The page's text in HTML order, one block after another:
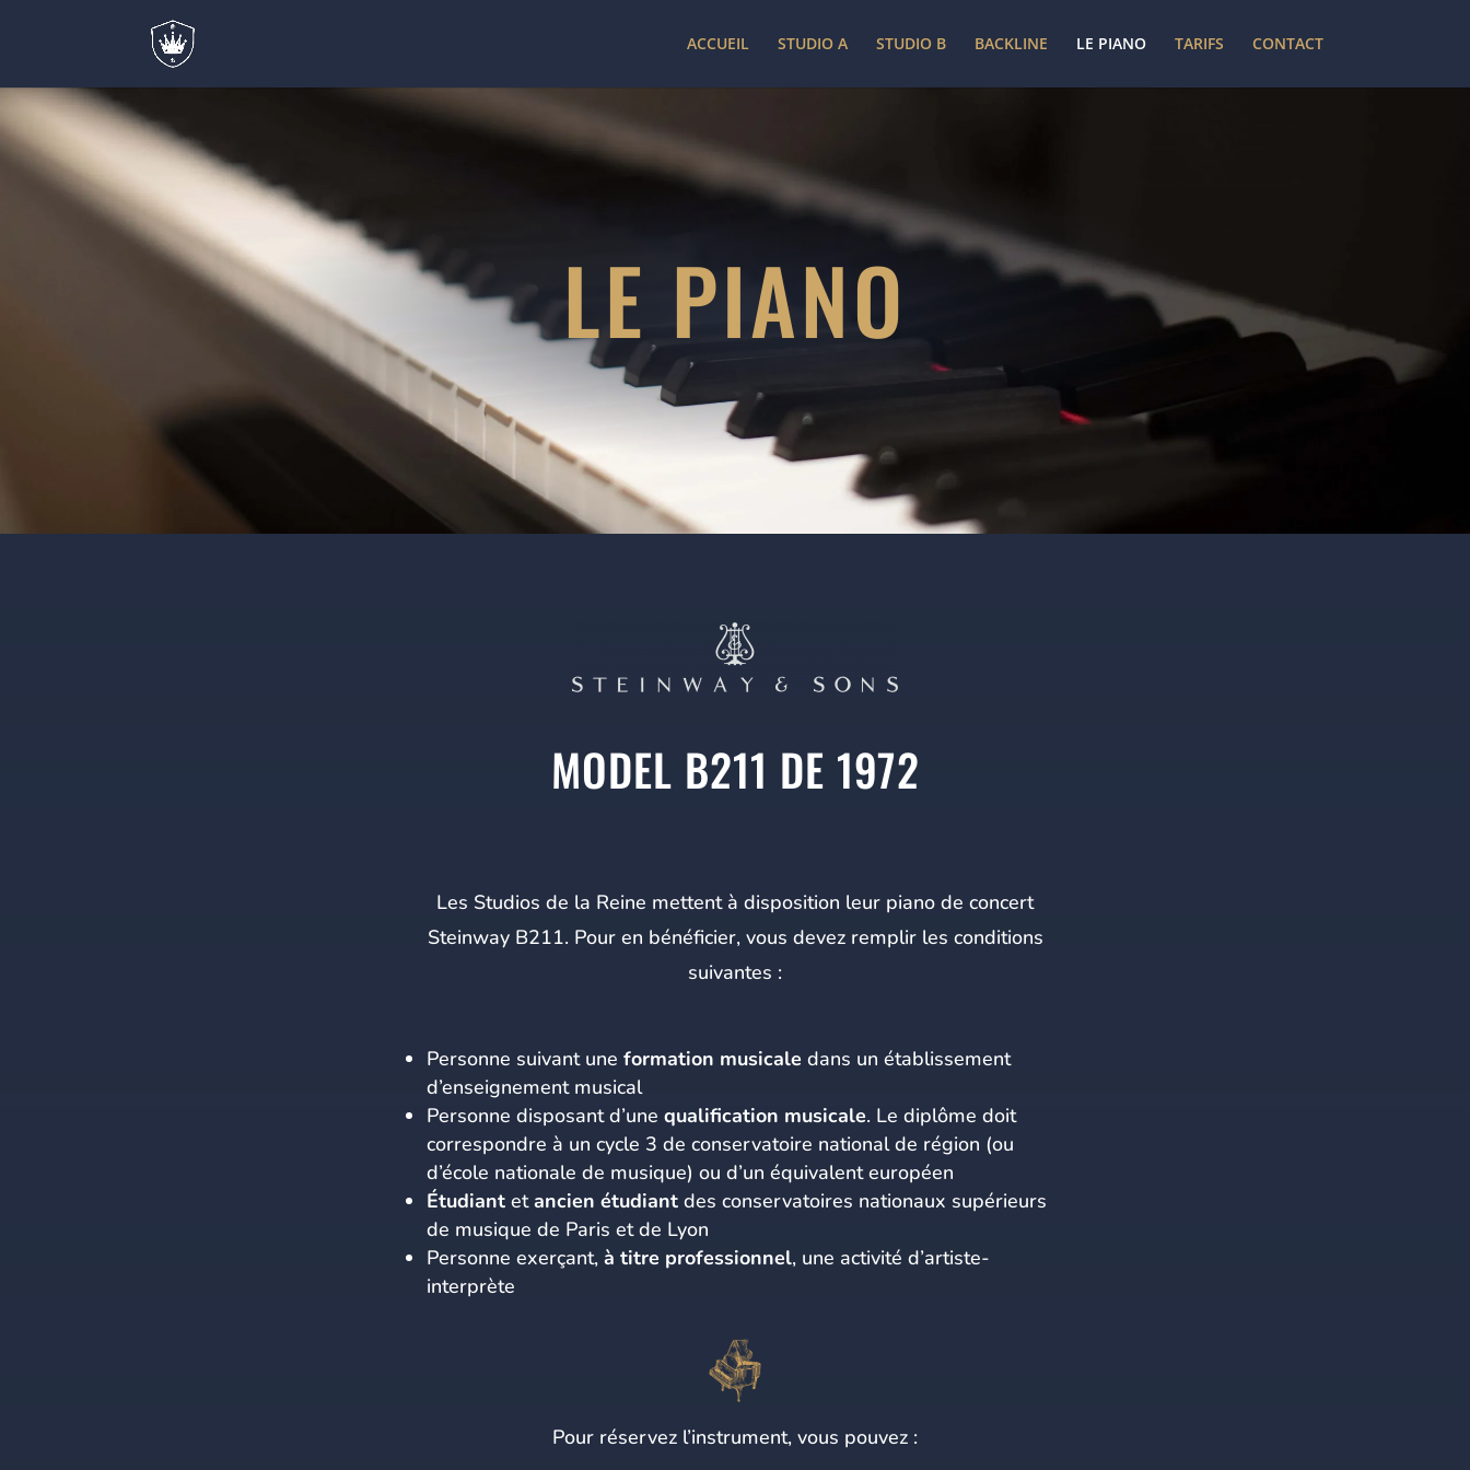
ACCUEIL STUDIO A STUDIO B BACKLINE LE PIANO TARIFS CONTACT
LE PIANO
MODEL B211 DE 1972
Les Studios de la Reine mettent à disposition leur piano de concert
Steinway B211. Pour en bénéficier, vous devez remplir les conditions
suivantes :
Personne suivant une formation musicale dans un établissement
d’enseignement musical
Personne disposant d’une qualification musicale. Le diplôme doit
correspondre à un cycle 3 de conservatoire national de région (ou
d’école nationale de musique) ou d’un équivalent européen
Étudiant etancien étudiant des conservatoires nationaux supérieurs
de musique de Paris et de Lyon
Personne exerçant, à titre professionnel, une activité d’artiste-
interprète
Pour réservez l’instrument, vous pouvez :